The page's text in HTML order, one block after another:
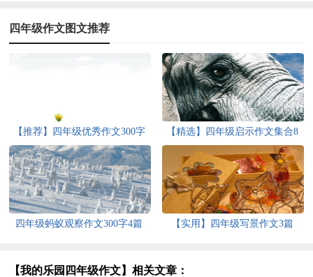
四年级作文图文推荐
【推荐】四年级优秀作文300字
汇编9篇
【精选】四年级启示作文集合8
篇
四年级蚂蚁观察作文300字4篇 【实用】四年级写景作文3篇
【我的乐园四年级作文】相关文章：